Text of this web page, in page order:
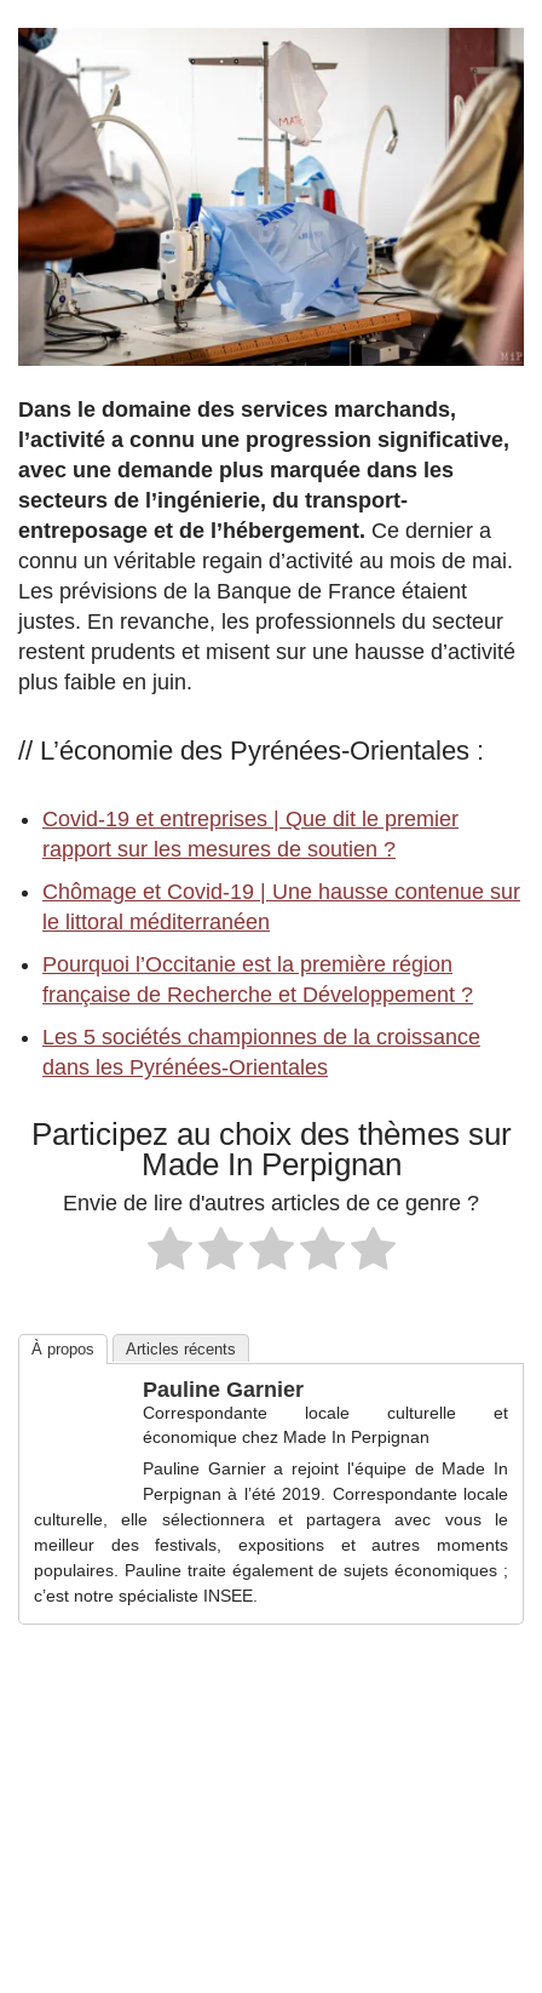
Dans le domaine des services marchands,
l’activité a connu une progression significative,
avec une demande plus marquée dans les
secteurs de l’ingénierie, du transport-
entreposage et de l’hébergement. Ce dernier a
connu un véritable regain d’activité au mois de mai.
Les prévisions de la Banque de France étaient
justes. En revanche, les professionnels du secteur
restent prudents et misent sur une hausse d’activité
plus faible en juin.
// L’économie des Pyrénées-Orientales :
Covid-19 et entreprises | Que dit le premier
rapport sur les mesures de soutien ?
Chômage et Covid-19 | Une hausse contenue sur
le littoral méditerranéen
Pourquoi l’Occitanie est la première région
française de Recherche et Développement ?
Les 5 sociétés championnes de la croissance
dans les Pyrénées-Orientales
Participez au choix des thèmes sur
Made In Perpignan
Envie de lire d'autres articles de ce genre ?
À propos Articles récents
Pauline Garnier
Correspondante locale culturelle et
économique chez Made In Perpignan
Pauline Garnier a rejoint l'équipe de Made In
Perpignan à l’été 2019. Correspondante locale
culturelle, elle sélectionnera et partagera avec vous le
meilleur des festivals, expositions et autres moments
populaires. Pauline traite également de sujets économiques ;
c’est notre spécialiste INSEE.